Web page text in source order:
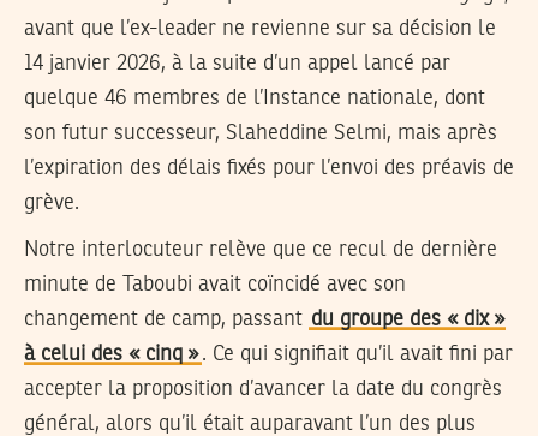
avant que l’ex-leader ne revienne sur sa décision le
14 janvier 2026, à la suite d’un appel lancé par
quelque 46 membres de l’Instance nationale, dont
son futur successeur, Slaheddine Selmi, mais après
l’expiration des délais fixés pour l’envoi des préavis de
grève.
Notre interlocuteur relève que ce recul de dernière
minute de Taboubi avait coïncidé avec son
changement de camp, passant du groupe des « dix »
à celui des « cinq ». Ce qui signifiait qu’il avait fini par
accepter la proposition d’avancer la date du congrès
général, alors qu’il était auparavant l’un des plus